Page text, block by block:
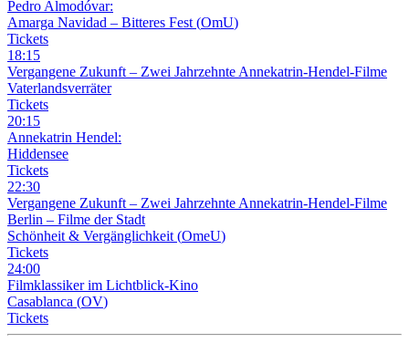
Pedro Almodóvar:
Amarga Navidad – Bitteres Fest (OmU)
Tickets
18:15
Vergangene Zukunft – Zwei Jahrzehnte Annekatrin-Hendel-Filme
Vaterlandsverräter
Tickets
20:15
Annekatrin Hendel:
Hiddensee
Tickets
22:30
Vergangene Zukunft – Zwei Jahrzehnte Annekatrin-Hendel-Filme
Berlin – Filme der Stadt
Schönheit & Vergänglichkeit (OmeU)
Tickets
24:00
Filmklassiker im Lichtblick-Kino
Casablanca (OV)
Tickets